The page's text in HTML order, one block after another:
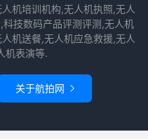
机培训机构,无人机执照,无人
技数码产品评测评测,无人机
机送餐,无人机应急救援,无人
机表演等.
关于航拍网 